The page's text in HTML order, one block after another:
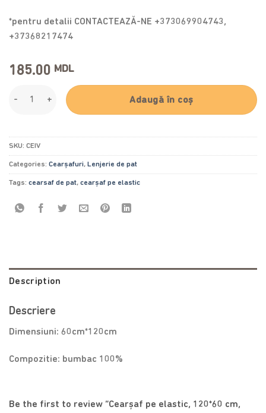
185.00 MDL
*pentru detalii CONTACTEAZĂ-NE +373069904743,
+37368217474
Cearșaf pe elastic, 120*60 cm, ivory quantity
Adaugă în coș
SKU: CEIV
Categories: Cearșafuri, Lenjerie de pat
Tags: cearsaf de pat, cearșaf pe elastic
Description
Descriere
Dimensiuni: 60cm*120cm
Compozitie: bumbac 100%
Be the first to review “Cearșaf pe elastic, 120*60 cm,